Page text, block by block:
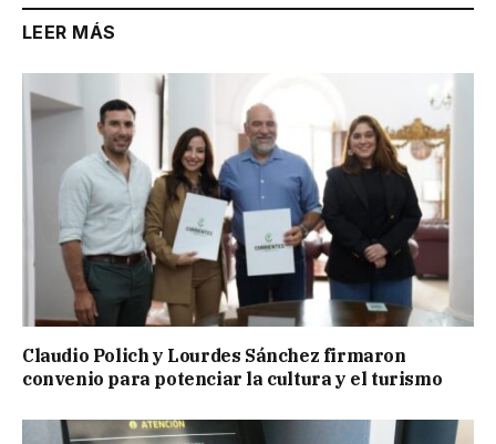
LEER MÁS
Claudio Polich y Lourdes Sánchez firmaron
convenio para potenciar la cultura y el turismo